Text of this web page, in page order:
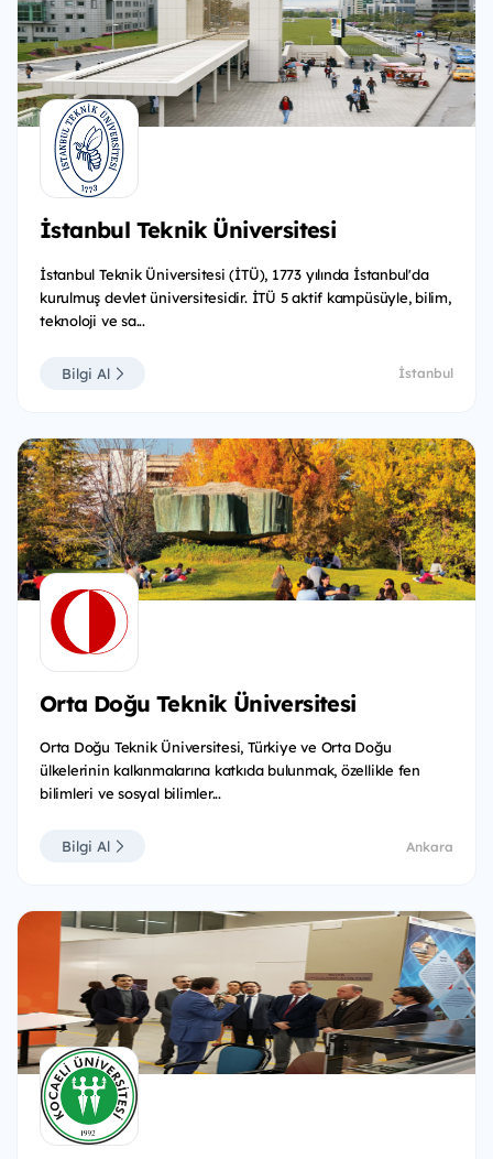
İstanbul Teknik Üniversitesi
İstanbul Teknik Üniversitesi (İTÜ), 1773 yılında İstanbul'da
kurulmuş devlet üniversitesidir. İTÜ 5 aktif kampüsüyle, bilim,
teknoloji ve sa...
Bilgi Al İstanbul
Orta Doğu Teknik Üniversitesi
Orta Doğu Teknik Üniversitesi, Türkiye ve Orta Doğu
ülkelerinin kalkınmalarına katkıda bulunmak, özellikle fen
bilimleri ve sosyal bilimler...
Bilgi Al Ankara